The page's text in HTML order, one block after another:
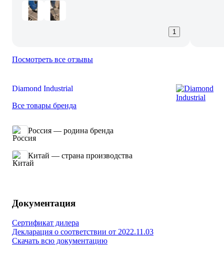
1
Посмотреть все отзывы
Diamond Industrial
Все товары бренда
Россия — родина бренда
Китай — страна производства
Документация
Сертификат дилера
Декларация о соответствии от 2022.11.03
Скачать всю документацию